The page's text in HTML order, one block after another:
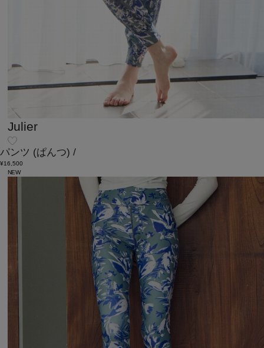
Julier
パンツ (ぱんつ) /
¥16,500
NEW